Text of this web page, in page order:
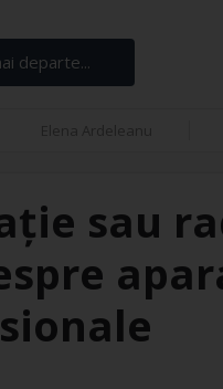
departe...
sau